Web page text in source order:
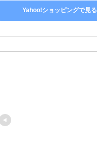
Yahoo!ショッピングで見る